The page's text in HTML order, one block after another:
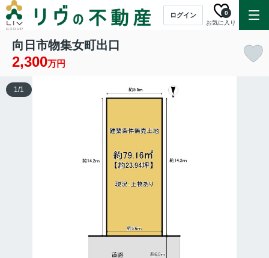
ログイン
お気に入り
0
向日市物集女町出口
2,300万円
1/1